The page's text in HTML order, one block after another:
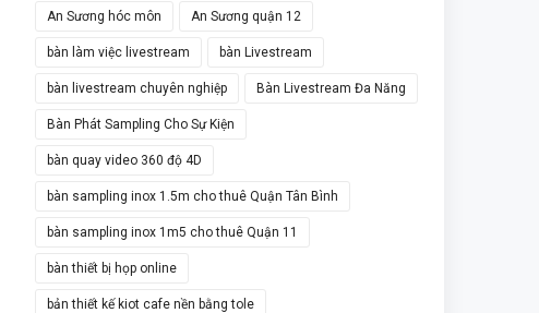
An Sương hóc môn An Sương quận 12
bàn làm việc livestream bàn Livestream
bàn livestream chuyên nghiệp Bàn Livestream Đa Năng
Bàn Phát Sampling Cho Sự Kiện
bàn quay video 360 độ 4D
bàn sampling inox 1.5m cho thuê Quận Tân Bình
bàn sampling inox 1m5 cho thuê Quận 11
bàn thiết bị họp online
bản thiết kế kiot cafe nền bằng tole